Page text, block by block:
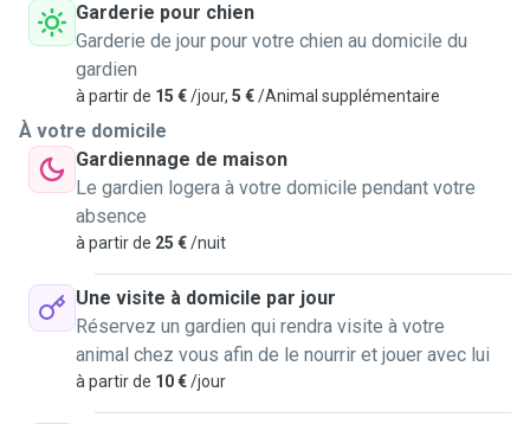
Garderie pour chien
Garderie de jour pour votre chien au domicile du
gardien
à partir de 15 €/jour, 5 €/Animal supplémentaire
À votre domicile
Gardiennage de maison
Le gardien logera à votre domicile pendant votre
absence
à partir de 25 €/nuit
Une visite à domicile par jour
Réservez un gardien qui rendra visite à votre
animal chez vous afin de le nourrir et jouer avec lui
à partir de 10 €/jour